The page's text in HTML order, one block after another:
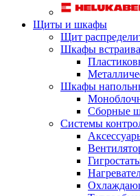
Щиты и шкафы
Щит
Шкафы
Шкафы
Сборные
Системы